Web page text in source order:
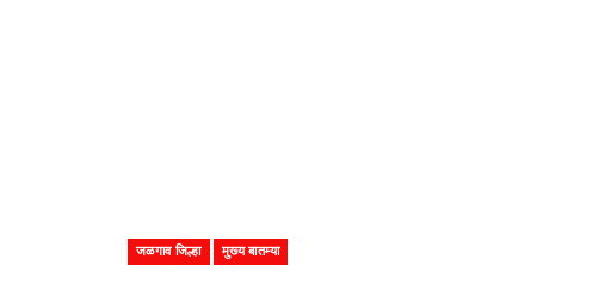
जळगाव जिल्हा मुख्य बातम्या